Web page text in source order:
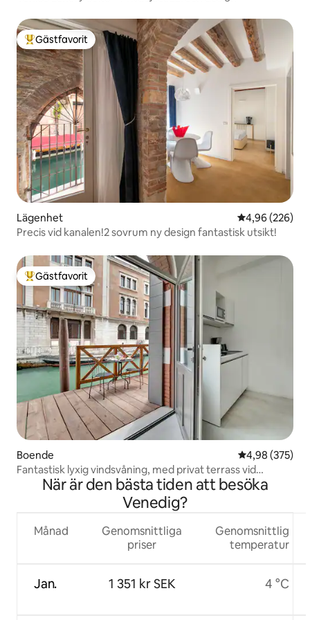
Populär gästfavorit
Gästfavorit
Lägenhet 4,96 av 5 i
4,96 (226)
Precis vid kanalen!2 sovrum ny design fantastisk utsikt!
Populär gästfavorit
Gästfavorit
Boende 4,98 av 5 i
4,98 (375)
Fantastisk lyxig vindsvåning, med privat terrass vid
kanalenNär är den bästa tiden att besöka
Venedig?
Månad
Jan.
Genomsnittliga
priser
1 351 kr SEK
Genomsnittlig
temperatur
4 °C